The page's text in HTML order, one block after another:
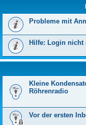
Probleme mit
Hilfe: Login
Kleine
Röhrenradio
Vor der ersten